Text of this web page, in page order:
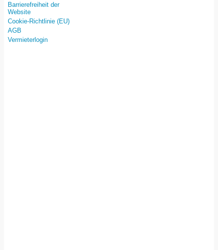
Barrierefreiheit der
Website
Cookie-Richtlinie (EU)
AGB
Vermieterlogin